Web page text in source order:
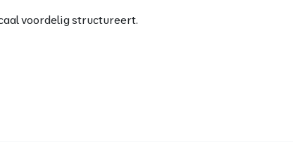
voordelig structureert.